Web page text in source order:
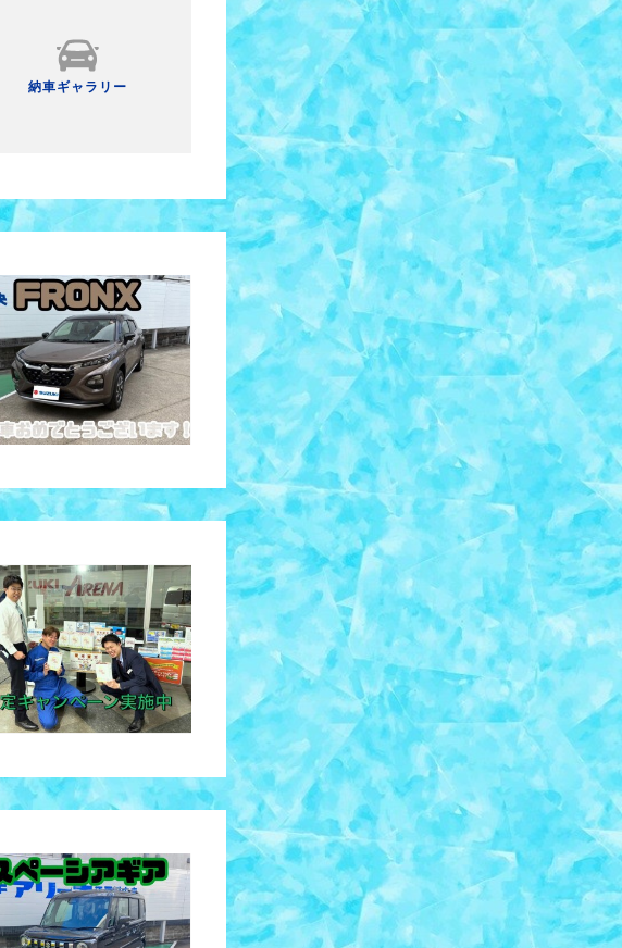
納車ギャラリー